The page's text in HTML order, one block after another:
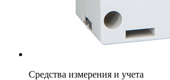
Средства измерения и учета